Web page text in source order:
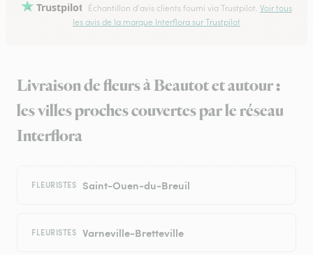
Trustpilot Échantillon d'avis clients fourni via Trustpilot. Voir tous
les avis de la marque Interflora sur Trustpilot
Livraison de fleurs à Beautot et autour :
les villes proches couvertes par le réseau
Interflora
FLEURISTES Saint-Ouen-du-Breuil
FLEURISTES Varneville-Bretteville